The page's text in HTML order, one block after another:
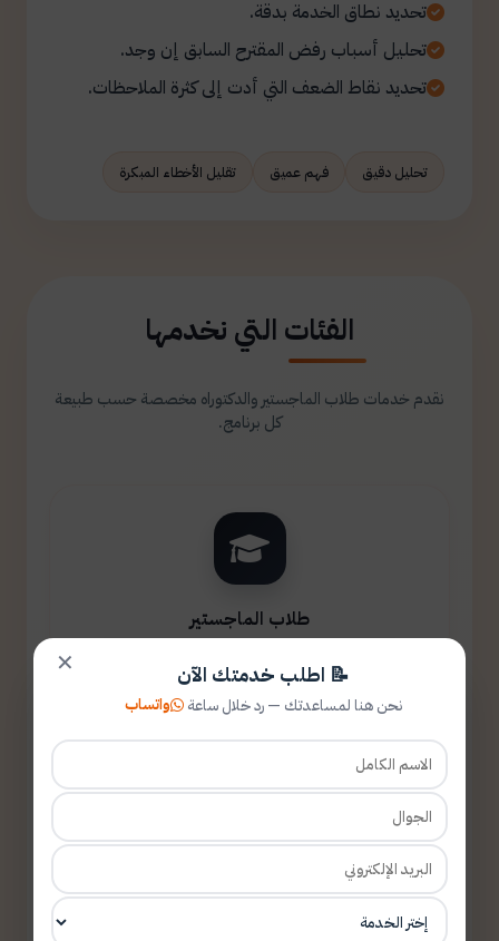
تحديد نطاق الخدمة بدقة.
تحليل أسباب رفض المقترح السابق إن وجد.
تحديد نقاط الضعف التي أدت إلى كثرة الملاحظات.
تحليل دقيق فهم عميق تقليل الأخطاء المبكرة
الفئات التي نخدمها
نقدم خدمات طلاب الماجستير والدكتوراه مخصصة حسب طبيعة
كل برنامج.
طلاب الماجستير
✕ 📝 اطلب خدمتك الآن
نحن هنا لمساعدتك — رد خلال ساعة واتساب